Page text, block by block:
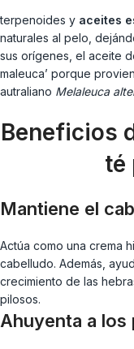
terpenoides y aceites
naturales al pelo,
sus orígenes, el aceite
maleuca’ porque
autraliano Melaleuca
Beneficios
té
Mantiene el
Actúa como una crema
cabelludo. Además,
crecimiento de las
pilosos.
Ahuyenta a los